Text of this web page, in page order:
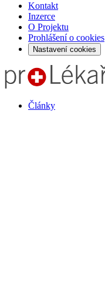
Kontakt
Inzerce
O Projektu
Prohlášení o cookies
Nastavení cookies
Články